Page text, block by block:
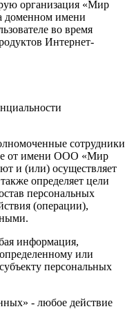
организация «Мир
доменном имени
во время
Интернет-
сотрудники
от имени ООО «Мир
и (или) осуществляет
определяет цели
персональных
(операции),
информация,
или
персональных
- любое действие